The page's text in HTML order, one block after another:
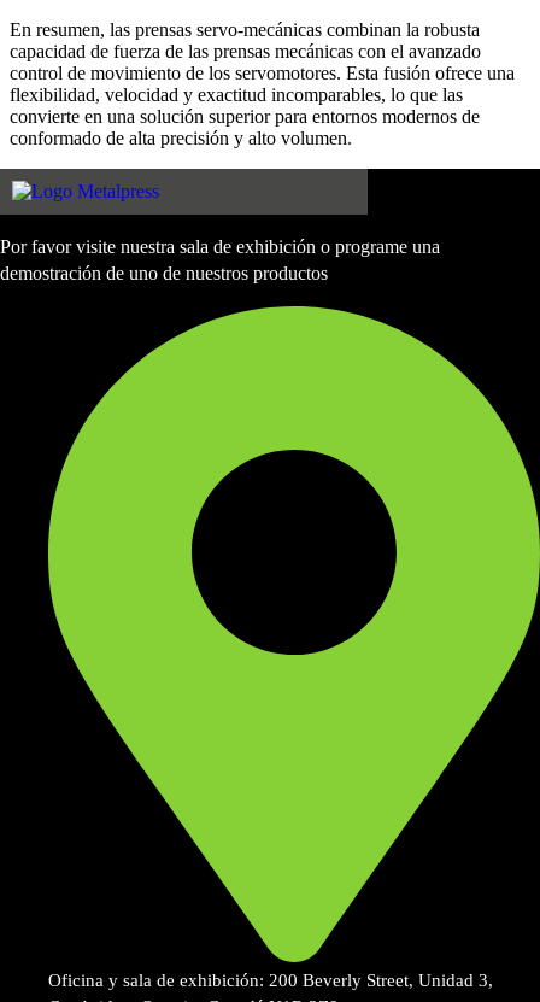
En resumen, las prensas servo-mecánicas combinan la robusta
capacidad de fuerza de las prensas mecánicas con el avanzado
control de movimiento de los servomotores. Esta fusión ofrece una
flexibilidad, velocidad y exactitud incomparables, lo que las
convierte en una solución superior para entornos modernos de
conformado de alta precisión y alto volumen.
Por favor visite nuestra sala de exhibición o programe una
demostración de uno de nuestros productos
Oficina y sala de exhibición: 200 Beverly Street, Unidad 3,